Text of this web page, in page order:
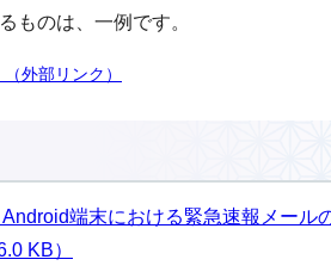
のは、一例です。
（外部リンク）
端末における緊急速報メール
KB）